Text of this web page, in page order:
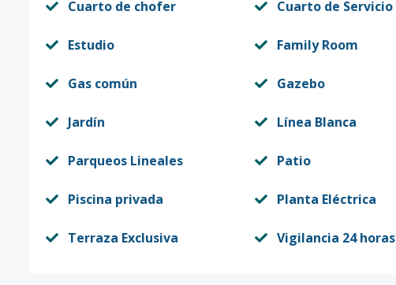
Cuarto de chofer Cuarto de Servicio
Estudio Family Room
Gas común Gazebo
Jardín Línea Blanca
Parqueos Lineales Patio
Piscina privada Planta Eléctrica
Terraza Exclusiva Vigilancia 24 horas